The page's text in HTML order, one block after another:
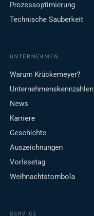
Prozessoptimierung
Technische Sauberkeit
UNTERNEHMEN
Warum Krückemeyer?
Unternehmenskennzahlen
News
Karriere
Geschichte
Auszeichnungen
Vorlesetag
Weihnachtstombola
SERVICE